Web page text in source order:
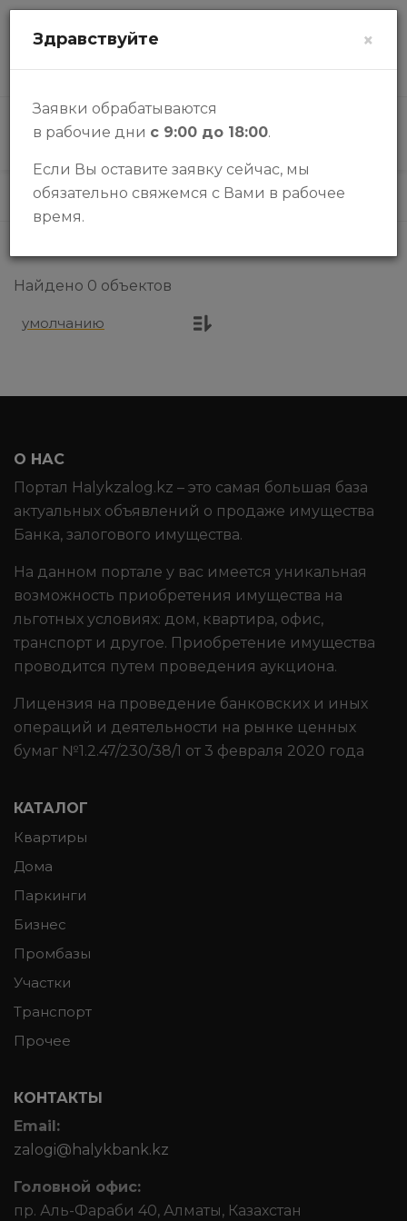
КАТАЛОГ
Каталог Паркинги
Найдено 0 объектов
О НАС
Портал Halykzalog.kz – это самая большая база
актуальных объявлений о продаже имущества
Банка, залогового имущества.
На данном портале у вас имеется уникальная
возможность приобретения имущества на
льготных условиях: дом, квартира, офис,
транспорт и другое. Приобретение имущества
проводится путем проведения аукциона.
Лицензия на проведение банковских и иных
операций и деятельности на рынке ценных
бумаг №1.2.47/230/38/1 от 3 февраля 2020 года
КАТАЛОГ
Квартиры
Дома
Паркинги
Бизнес
Промбазы
Участки
Транспорт
Прочее
КОНТАКТЫ
Email:
zalogi@halykbank.kz
Головной офис:
пр. Аль-Фараби 40, Алматы, Казахстан
×
Здравствуйте
Заявки обрабатываются
в рабочие дни с 9:00 до 18:00.
Если Вы оставите заявку сейчас, мы
обязательно свяжемся с Вами в рабочее
время.